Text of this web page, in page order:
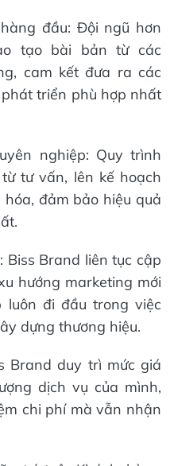
đầu: Đội ngũ hơn
tạo bài bản từ các
cam kết đưa ra các
triển phù hợp nhất
nghiệp: Quy trình
tư vấn, lên kế hoạch
đảm bảo hiệu quả
Biss Brand liên tục cập
hướng marketing mới
luôn đi đầu trong việc
dựng thương hiệu.
Brand duy trì mức giá
dịch vụ của mình,
chi phí mà vẫn nhận